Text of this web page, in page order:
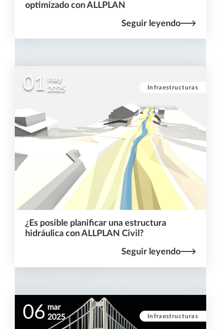
optimizado con ALLPLAN
Seguir leyendo
Infraestructuras
01
may
2025
¿Es posible planificar una estructura
hidráulica con ALLPLAN Civil?
Seguir leyendo
Infraestructuras
06 mar
2025